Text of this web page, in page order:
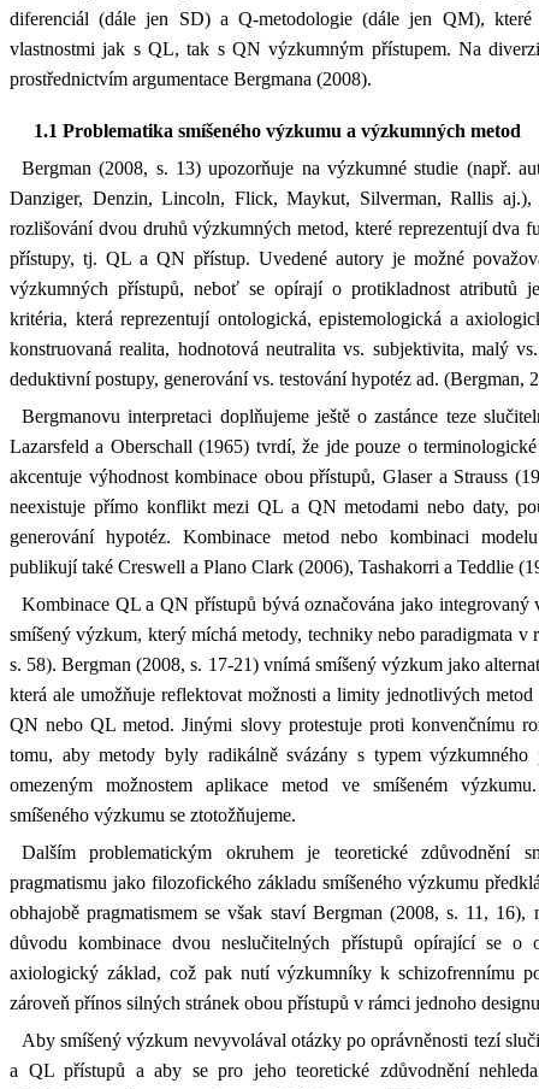
diferenciál (dále jen SD) a Q-metodologie (dále jen QM), které
vlastnostmi jak s QL, tak s QN výzkumným přístupem. Na
prostřednictvím argumentace Bergmana (2008).
1.1 Problematika smíšeného výzkumu a výzkumných metod
Bergman (2008, s. 13) upozorňuje na výzkumné studie (např.
Danziger, Denzin, Lincoln, Flick, Maykut, Silverman, Rallis
rozlišování dvou druhů výzkumných metod, které reprezentují dva
přístupy, tj. QL a QN přístup. Uvedené autory je možné
výzkumných přístupů, neboť se opírají o protikladnost atributů
kritéria, která reprezentují ontologická, epistemologická a
konstruovaná realita, hodnotová neutralita vs. subjektivita, malý
deduktivní postupy, generování vs. testování hypotéz ad. (Bergman,
Bergmanovu interpretaci doplňujeme ještě o zastánce teze
Lazarsfeld a Oberschall (1965) tvrdí, že jde pouze o
akcentuje výhodnost kombinace obou přístupů, Glaser a Strauss
neexistuje přímo konflikt mezi QL a QN metodami nebo daty,
generování hypotéz. Kombinace metod nebo kombinaci
publikují také Creswell a Plano Clark (2006), Tashakorri a Teddlie
Kombinace QL a QN přístupů bývá označována jako
smíšený výzkum, který míchá metody, techniky nebo paradigmata v
s. 58). Bergman (2008, s. 17-21) vnímá smíšený výzkum jako
která ale umožňuje reflektovat možnosti a limity jednotlivých
QN nebo QL metod. Jinými slovy protestuje proti konvenčnímu
tomu, aby metody byly radikálně svázány s typem
omezeným možnostem aplikace metod ve smíšeném
smíšeného výzkumu se ztotožňujeme.
Dalším problematickým okruhem je teoretické zdůvodnění
pragmatismu jako filozofického základu smíšeného výzkumu
obhajobě pragmatismem se však staví Bergman (2008, s. 11,
důvodu kombinace dvou neslučitelných přístupů opírající se o
axiologický základ, což pak nutí výzkumníky k schizofrennímu
zároveň přínos silných stránek obou přístupů v rámci jednoho
Aby smíšený výzkum nevyvolával otázky po oprávněnosti tezí
a QL přístupů a aby se pro jeho teoretické zdůvodnění